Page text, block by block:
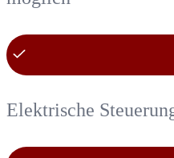
Elektrische